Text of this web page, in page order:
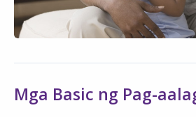
Mga Basic ng Pag-